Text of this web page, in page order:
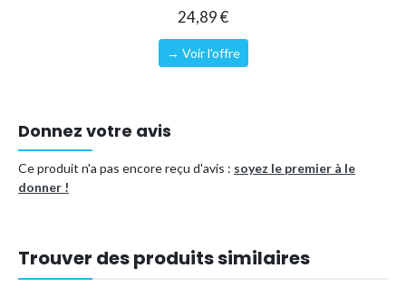
24,89 €
→ Voir l'offre
Donnez votre avis
Ce produit n'a pas encore reçu d'avis : soyez le premier à le
donner !
Trouver des produits similaires